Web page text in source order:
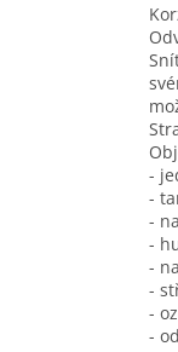
-
-
-
-
-
-
-
-